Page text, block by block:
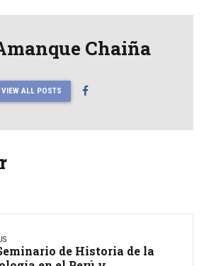
Chaiña
VIEW ALL POSTS
de Historia de la